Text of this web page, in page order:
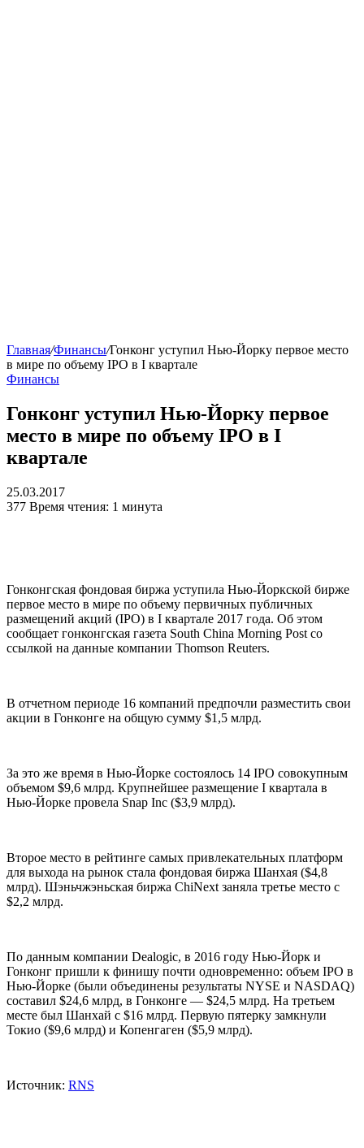
Главная/Финансы/Гонконг уступил Нью-Йорку первое место
в мире по объему IPO в I квартале
Финансы
Гонконг уступил Нью-Йорку первое
место в мире по объему IPO в I
квартале
25.03.2017
377 Время чтения: 1 минута
Гонконгская фондовая биржа уступила Нью-Йоркской бирже
первое место в мире по объему первичных публичных
размещений акций (IPO) в I квартале 2017 года. Об этом
сообщает гонконгская газета South China Morning Post со
ссылкой на данные компании Thomson Reuters.
В отчетном периоде 16 компаний предпочли разместить свои
акции в Гонконге на общую сумму $1,5 млрд.
За это же время в Нью-Йорке состоялось 14 IPO совокупным
объемом $9,6 млрд. Крупнейшее размещение I квартала в
Нью-Йорке провела Snap Inc ($3,9 млрд).
Второе место в рейтинге самых привлекательных платформ
для выхода на рынок стала фондовая биржа Шанхая ($4,8
млрд). Шэньчжэньская биржа ChiNext заняла третье место с
$2,2 млрд.
По данным компании Dealogic, в 2016 году Нью-Йорк и
Гонконг пришли к финишу почти одновременно: объем IPO в
Нью-Йорке (были объединены результаты NYSE и NASDAQ)
составил $24,6 млрд, в Гонконге — $24,5 млрд. На третьем
месте был Шанхай с $16 млрд. Первую пятерку замкнули
Токио ($9,6 млрд) и Копенгаген ($5,9 млрд).
Источник: RNS